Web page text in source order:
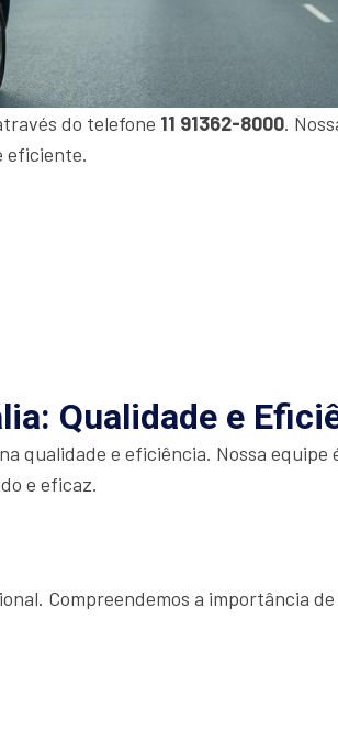
do telefone 11 91362-8000.
eficiente.
Qualidade e
qualidade e eficiência. Nossa
e eficaz.
Compreendemos a importância